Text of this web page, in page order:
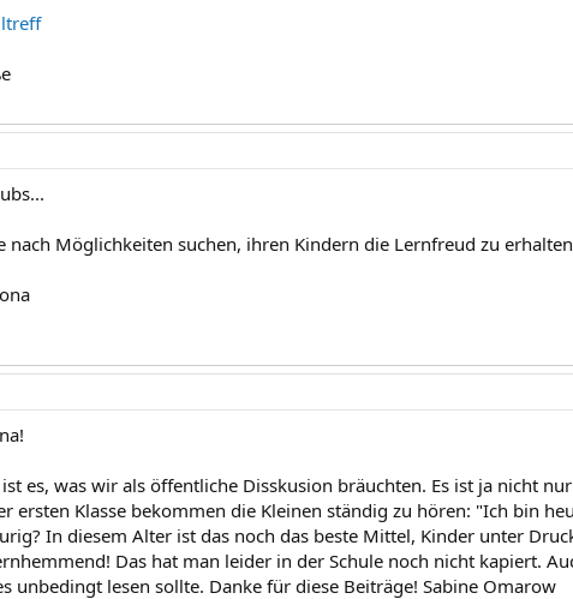
nach Möglichkeiten suchen, ihren Kindern die Lernfreud zu
ist es, was wir als öffentliche Disskusion bräuchten. Es ist ja nicht
ersten Klasse bekommen die Kleinen ständig zu hören: "Ich bin
In diesem Alter ist das noch das beste Mittel, Kinder unter
Das hat man leider in der Schule noch nicht kapiert.
unbedingt lesen sollte. Danke für diese Beiträge! Sabine Omarow